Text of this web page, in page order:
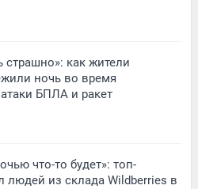
страшно»: как жители
ночь во время
БПЛА и ракет
что-то будет»: топ-
людей из склада Wildberries в